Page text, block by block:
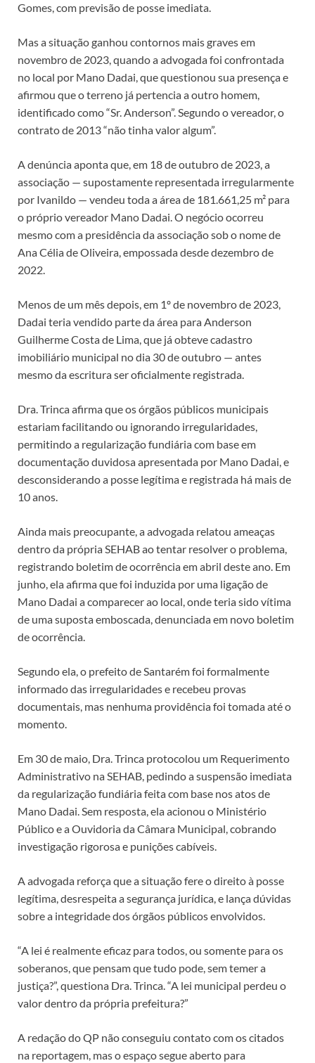
Gomes, com previsão de posse imediata.
Mas a situação ganhou contornos mais graves em
novembro de 2023, quando a advogada foi confrontada
no local por Mano Dadai, que questionou sua presença e
afirmou que o terreno já pertencia a outro homem,
identificado como “Sr. Anderson”. Segundo o vereador, o
contrato de 2013 “não tinha valor algum”.
A denúncia aponta que, em 18 de outubro de 2023, a
associação — supostamente representada irregularmente
por Ivanildo — vendeu toda a área de 181.661,25 m² para
o próprio vereador Mano Dadai. O negócio ocorreu
mesmo com a presidência da associação sob o nome de
Ana Célia de Oliveira, empossada desde dezembro de
2022.
Menos de um mês depois, em 1º de novembro de 2023,
Dadai teria vendido parte da área para Anderson
Guilherme Costa de Lima, que já obteve cadastro
imobiliário municipal no dia 30 de outubro — antes
mesmo da escritura ser oficialmente registrada.
Dra. Trinca afirma que os órgãos públicos municipais
estariam facilitando ou ignorando irregularidades,
permitindo a regularização fundiária com base em
documentação duvidosa apresentada por Mano Dadai, e
desconsiderando a posse legítima e registrada há mais de
10 anos.
Ainda mais preocupante, a advogada relatou ameaças
dentro da própria SEHAB ao tentar resolver o problema,
registrando boletim de ocorrência em abril deste ano. Em
junho, ela afirma que foi induzida por uma ligação de
Mano Dadai a comparecer ao local, onde teria sido vítima
de uma suposta emboscada, denunciada em novo boletim
de ocorrência.
Segundo ela, o prefeito de Santarém foi formalmente
informado das irregularidades e recebeu provas
documentais, mas nenhuma providência foi tomada até o
momento.
Em 30 de maio, Dra. Trinca protocolou um Requerimento
Administrativo na SEHAB, pedindo a suspensão imediata
da regularização fundiária feita com base nos atos de
Mano Dadai. Sem resposta, ela acionou o Ministério
Público e a Ouvidoria da Câmara Municipal, cobrando
investigação rigorosa e punições cabíveis.
A advogada reforça que a situação fere o direito à posse
legítima, desrespeita a segurança jurídica, e lança dúvidas
sobre a integridade dos órgãos públicos envolvidos.
“A lei é realmente eficaz para todos, ou somente para os
soberanos, que pensam que tudo pode, sem temer a
justiça?”, questiona Dra. Trinca. “A lei municipal perdeu o
valor dentro da própria prefeitura?”
A redação do QP não conseguiu contato com os citados
na reportagem, mas o espaço segue aberto para